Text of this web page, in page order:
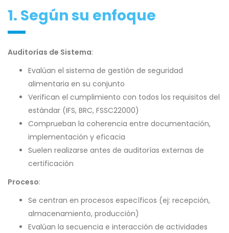
1. Según su enfoque
Auditorías de Sistema:
Evalúan el sistema de gestión de seguridad
alimentaria en su conjunto
Verifican el cumplimiento con todos los requisitos del
estándar (IFS, BRC, FSSC22000)
Comprueban la coherencia entre documentación,
implementación y eficacia
Suelen realizarse antes de auditorías externas de
certificación
Proceso:
Se centran en procesos específicos (ej: recepción,
almacenamiento, producción)
Evalúan la secuencia e interacción de actividades